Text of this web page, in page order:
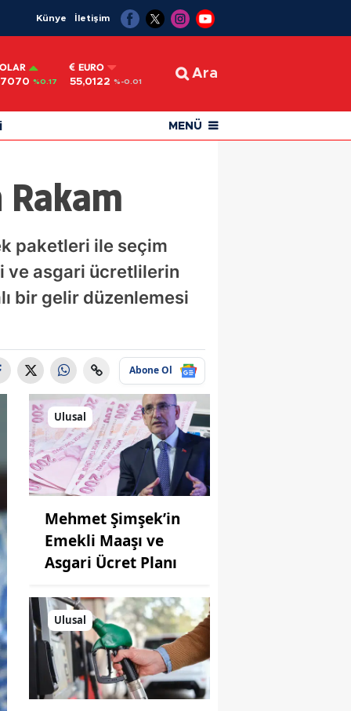
Künye İletişim
%0.17
EURO
55,0122 %-0.01
Ara
MENÜ
Rakam
paketleri ile seçim
ve asgari ücretlilerin
bir gelir düzenlemesi
Abone Ol
Ulusal
Mehmet Şimşek’in
Emekli Maaşı ve
Asgari Ücret Planı
Ulusal